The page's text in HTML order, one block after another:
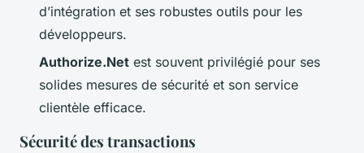
d’intégration et ses robustes outils pour les
développeurs.
Authorize.Net est souvent privilégié pour ses
solides mesures de sécurité et son service
clientèle efficace.
Sécurité des transactions